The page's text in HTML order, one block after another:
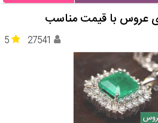
عروس با قیمت مناسب
5 27541